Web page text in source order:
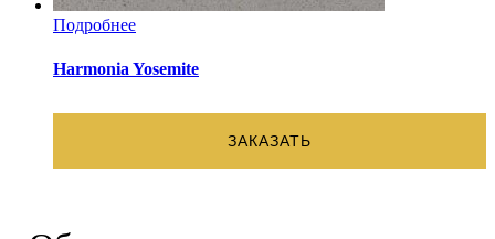
Подробнее
Harmonia Yosemite
ЗАКАЗАТЬ